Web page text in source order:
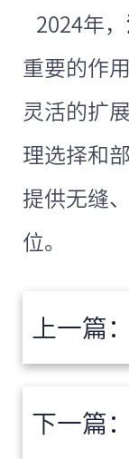
2024年，
重要的作
灵活的扩
理选择和
提供无缝
位。
上一篇：
下一篇：